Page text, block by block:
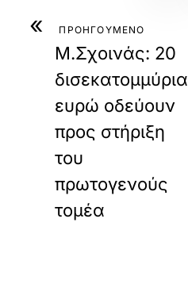
« ΠΡΟΗΓΟΥΜΕΝΟ
Μ.Σχοινάς: 20
δισεκατομμύρια
ευρώ οδεύουν
προς στήριξη
του
πρωτογενούς
τομέα